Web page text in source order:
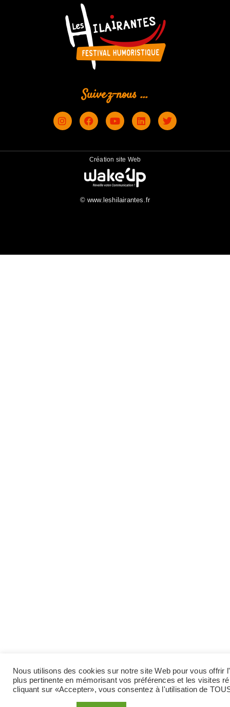
Suivez-nous ...
Création site Web
© www.leshilairantes.fr
Nous utilisons des cookies sur notre site Web pour vous offrir
plus pertinente en mémorisant vos préférences et les visites
cliquant sur «Accepter», vous consentez à l'utilisation de